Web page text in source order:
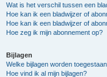
Wat is het verschil tussen een
Hoe kan ik een bladwijzer of
Hoe kan ik een bladwijzer of
Hoe zeg ik mijn abonnement op?
Bijlagen
Welke bijlagen worden
Hoe vind ik al mijn bijlagen?